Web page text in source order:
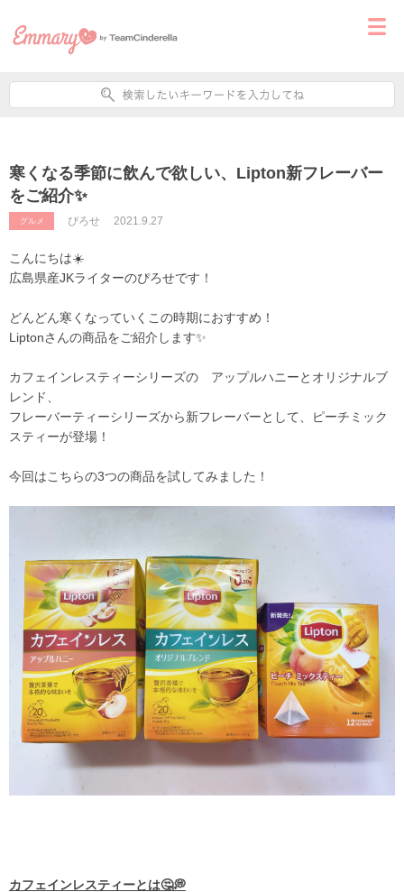
寒くなる季節に飲んで欲しい、Lipton新フレーバー
をご紹介✨
グルメ ぴろせ 2021.9.27
こんにちは☀️
広島県産JKライターのぴろせです！
どんどん寒くなっていくこの時期におすすめ！
Liptonさんの商品をご紹介します✨
カフェインレスティーシリーズの アップルハニーとオリジナルブ
レンド、
フレーバーティーシリーズから新フレーバーとして、ピーチミック
スティーが登場！
今回はこちらの3つの商品を試してみました！
カフェインレスティーとは🤔💭